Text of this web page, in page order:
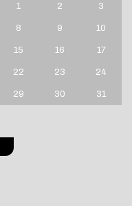
1 2 3
8 9 10
15 16 17
22 23 24
29 30
31